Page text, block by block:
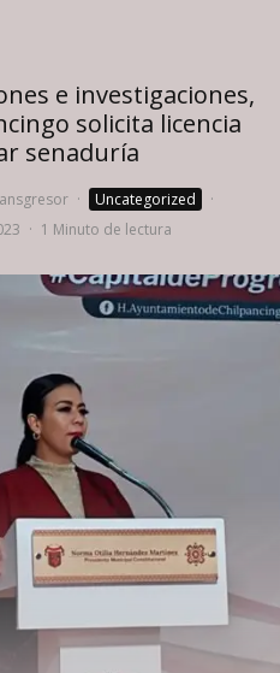
e investigaciones,
solicita licencia
senaduría
· Uncategorized
·
· 1 Minuto de lectura